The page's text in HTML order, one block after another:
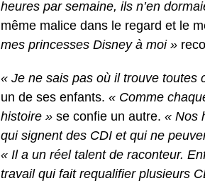
heures par semaine, ils n’en
même malice dans le regard et le
mes princesses Disney à moi »
« Je ne sais pas où il trouve toutes
un de ses enfants. « Comme
histoire » se confie un autre. « Nos
qui signent des CDI et qui ne
« Il a un réel talent de raconteur.
travail qui fait requalifier plusieurs